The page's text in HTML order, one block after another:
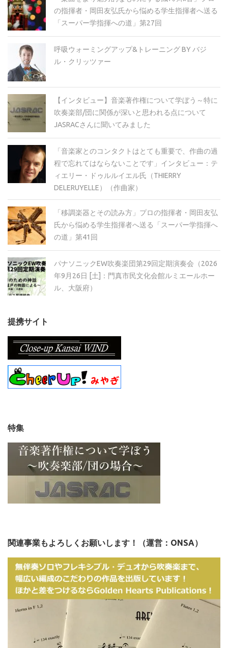
の指揮者・岡田友弘氏から悩める学生指揮者へ送る
「スーパー学指揮への道」第27回
呼吸ウォーミングアップ&トレーニング BY バジ
ル・クリッツァー
【インタビュー】音楽著作権について学ぼう～特に
吹奏楽部/団に関係が深いと思われる点について
JASRACさんに聞いてみました
「音楽家とのコンタクトはとても重要で、作曲の過
程で忘れてはならないことです」インタビュー：テ
ィエリー・ドゥルルイエル氏（THIERRY
DELERUYELLE）（作曲家）
「移調楽器とその読み方」プロの指揮者・岡田友弘
氏から悩める学生指揮者へ送る「スーパー学指揮へ
の道」第41回
パナソニックEW吹奏楽団第29回定期演奏会（2026
年9月26日 [土]：門真市民文化会館ルミエールホー
ル、大阪府）
提携サイト
特集
関連事業もよろしくお願いします！（運営：ONSA）